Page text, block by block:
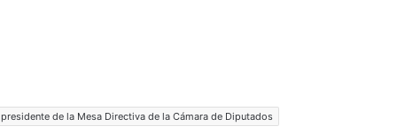
presidente de la Mesa Directiva de la Cámara de Diputados